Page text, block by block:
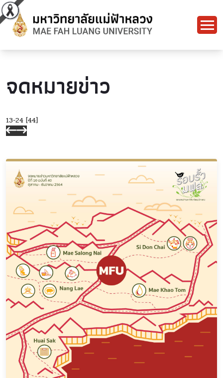
จดหมายข่าว
13-24 [44]